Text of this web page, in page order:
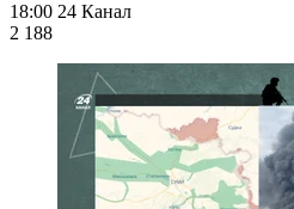
18:00 24 Канал
2 188